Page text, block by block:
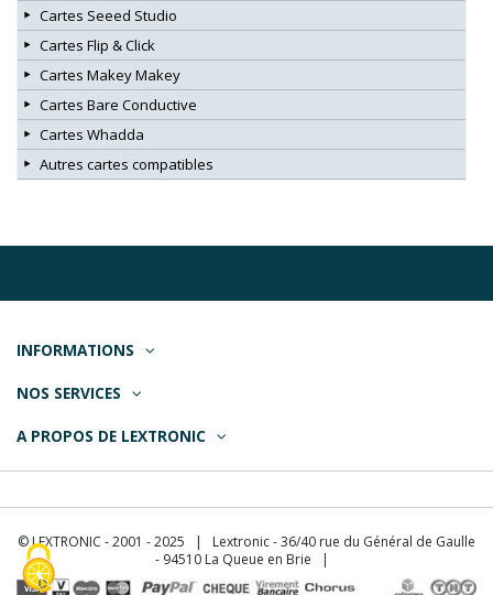
Cartes Seeed Studio
Cartes Flip & Click
Cartes Makey Makey
Cartes Bare Conductive
Cartes Whadda
Autres cartes compatibles
INFORMATIONS
NOS SERVICES
A PROPOS DE LEXTRONIC
© LEXTRONIC - 2001 - 2025 | Lextronic - 36/40 rue du Général de Gaulle
- 94510 La Queue en Brie |